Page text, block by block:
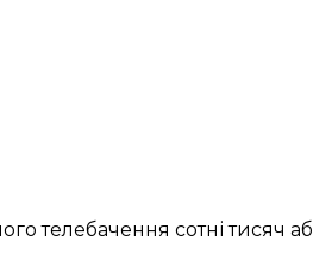
телебачення сотні тисяч